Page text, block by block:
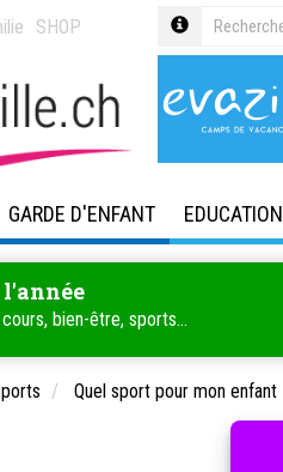
SHOP
GARDE D'ENFANT EDUCATION
l'année
bien-être, sports...
Quel sport pour mon enfant